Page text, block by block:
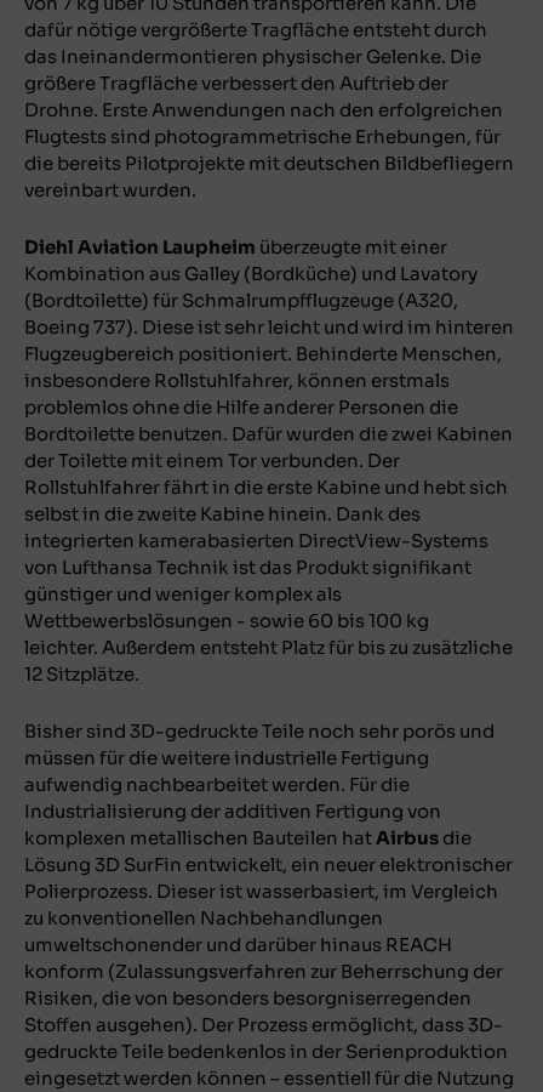
dafür nötige vergrößerte Tragfläche entsteht durch
das Ineinandermontieren physischer Gelenke. Die
größere Tragfläche verbessert den Auftrieb der
Drohne. Erste Anwendungen nach den erfolgreichen
Flugtests sind photogrammetrische Erhebungen, für
die bereits Pilotprojekte mit deutschen Bildbefliegern
vereinbart wurden.
Diehl Aviation Laupheim überzeugte mit einer
Kombination aus Galley (Bordküche) und Lavatory
(Bordtoilette) für Schmalrumpfflugzeuge (A320,
Boeing 737). Diese ist sehr leicht und wird im hinteren
Flugzeugbereich positioniert. Behinderte Menschen,
insbesondere Rollstuhlfahrer, können erstmals
problemlos ohne die Hilfe anderer Personen die
Bordtoilette benutzen. Dafür wurden die zwei Kabinen
der Toilette mit einem Tor verbunden. Der
Rollstuhlfahrer fährt in die erste Kabine und hebt sich
selbst in die zweite Kabine hinein. Dank des
integrierten kamerabasierten DirectView-Systems
von Lufthansa Technik ist das Produkt signifikant
günstiger und weniger komplex als
Wettbewerbslösungen - sowie 60 bis 100 kg
leichter. Außerdem entsteht Platz für bis zu zusätzliche
12 Sitzplätze.
Bisher sind 3D-gedruckte Teile noch sehr porös und
müssen für die weitere industrielle Fertigung
aufwendig nachbearbeitet werden. Für die
Industrialisierung der additiven Fertigung von
komplexen metallischen Bauteilen hatAirbus die
Lösung 3D SurFin entwickelt, ein neuer elektronischer
Polierprozess. Dieser ist wasserbasiert, im Vergleich
zu konventionellen Nachbehandlungen
umweltschonender und darüber hinaus REACH
konform (Zulassungsverfahren zur Beherrschung der
Risiken, die von besonders besorgniserregenden
Stoffen ausgehen). Der Prozess ermöglicht, dass 3D-
gedruckte Teile bedenkenlos in der Serienproduktion
eingesetzt werden können – essentiell für die Nutzung